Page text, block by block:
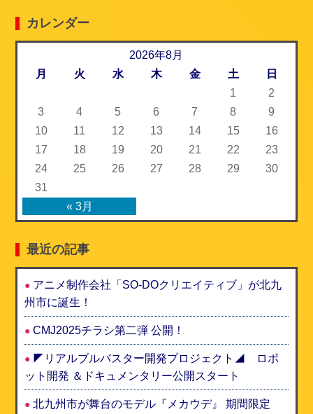
e
カレンダー
2026年8月
月
火 水 木 金 土 日
« 3月
1
2
3
4 5 6 7 8
9
10
11 12 13 14 15
16
17
18 19 20 21 22
23
24
25 26 27 28 29
30
31
最近の記事
アニメ制作会社「SO-DOクリエイティブ」が北九
州市に誕生！
CMJ2025チラシ第二弾 公開！
◤リアルブルバスター開発プロジェクト◢ ロボ
ット開発 ＆ドキュメンタリー公開スタート
北九州市が舞台のモデル『メカウデ』 期間限定